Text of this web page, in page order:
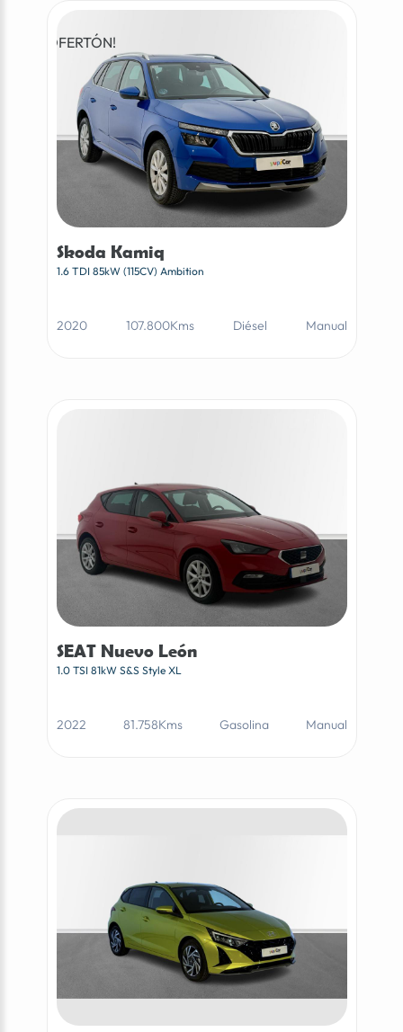
¡OFERTÓN!
Skoda Kamiq
1.6 TDI 85kW (115CV) Ambition
2020 107.800Kms Diésel Manual
SEAT Nuevo León
1.0 TSI 81kW S&S Style XL
2022 81.758Kms Gasolina Manual